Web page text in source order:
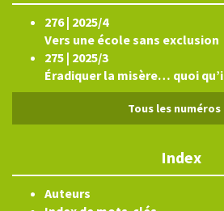
276 | 2025/4
Vers une école sans exclusion
275 | 2025/3
Éradiquer la misère… quoi
Tous les numéros
Index
Auteurs